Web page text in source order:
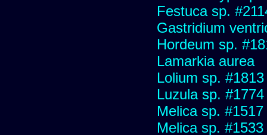
Festuca sp.
Gastridium
Hordeum sp.
Lamarkia aurea
Lolium sp. #1813
Luzula sp. #1774
Melica sp. #1517
Melica sp. #1533